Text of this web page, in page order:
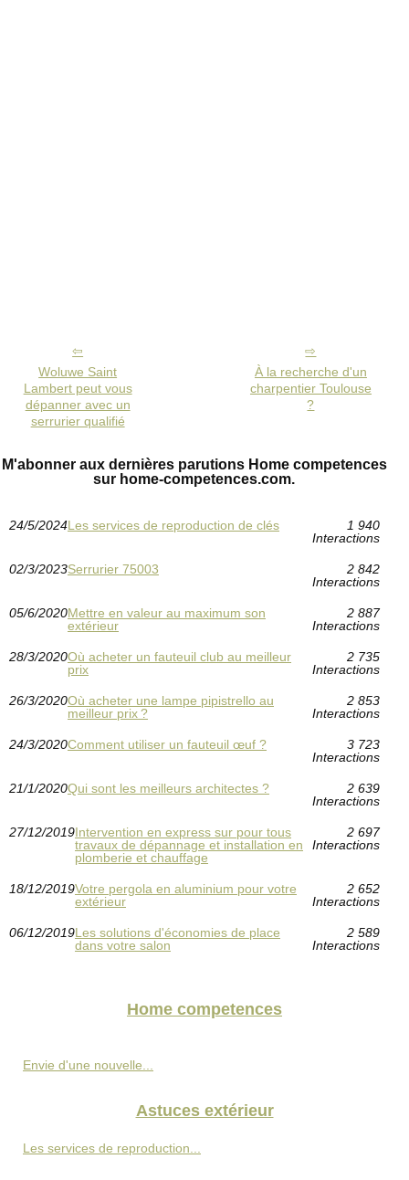
Woluwe Saint
Lambert peut vous
dépanner avec un
serrurier qualifié
À la recherche d'un
charpentier Toulouse
?
M'abonner aux dernières parutions Home competences
sur home-competences.com.
24/5/2024Les services de reproduction de clés
1 940
Interactions
02/3/2023Serrurier 75003
2 842
Interactions
05/6/2020Mettre en valeur au maximum son
extérieur
2 887
Interactions
28/3/2020Où acheter un fauteuil club au meilleur
prix
2 735
Interactions
26/3/2020Où acheter une lampe pipistrello au
meilleur prix ?
2 853
Interactions
24/3/2020Comment utiliser un fauteuil œuf ?
3 723
Interactions
21/1/2020Qui sont les meilleurs architectes ?
2 639
Interactions
27/12/2019Intervention en express sur pour tous
travaux de dépannage et installation en
plomberie et chauffage
2 697
Interactions
18/12/2019Votre pergola en aluminium pour votre
extérieur
2 652
Interactions
06/12/2019Les solutions d'économies de place
dans votre salon
2 589
Interactions
Home competences
Envie d'une nouvelle...
Astuces extérieur
Les services de reproduction...